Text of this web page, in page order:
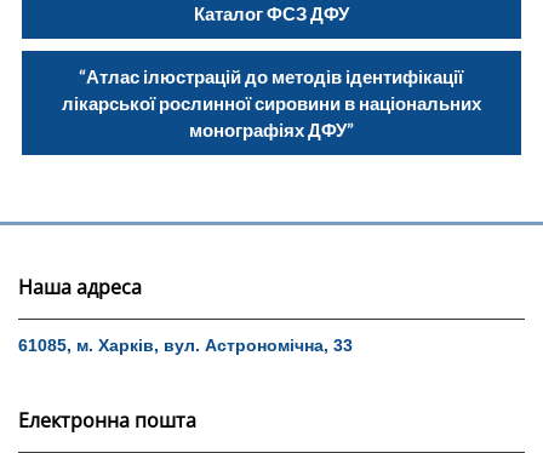
Каталог ФСЗ ДФУ
“Атлас ілюстрацій до методів ідентифікації
лікарської рослинної сировини в національних
монографіях ДФУ”
Наша адреса
61085, м. Харків, вул. Астрономічна, 33
Електронна пошта